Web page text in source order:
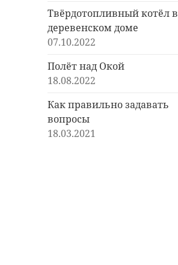
Твёрдотопливный котёл в
деревенском доме
07.10.2022
Полёт над Окой
18.08.2022
Как правильно задавать
вопросы
18.03.2021